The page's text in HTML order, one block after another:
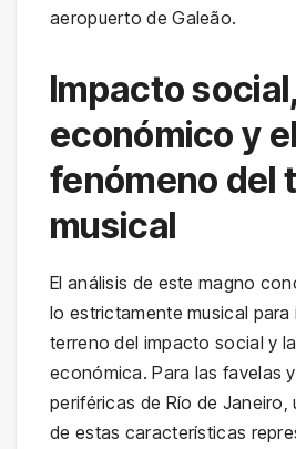
aeropuerto de Galeão.
Impacto
económico y el
fenómeno del
musical
El análisis de este magno
lo estrictamente musical para
terreno del impacto social y
económica. Para las favelas
periféricas de Río de Janeiro,
de estas características